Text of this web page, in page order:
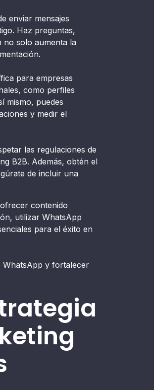
enviar mensajes
Haz preguntas,
no solo aumenta la
para empresas
como perfiles
mismo, puedes
y medir el
las regulaciones de
B2B. Además, obtén el
de incluir una
contenido
utilizar WhatsApp
para el éxito en
WhatsApp y fortalecer